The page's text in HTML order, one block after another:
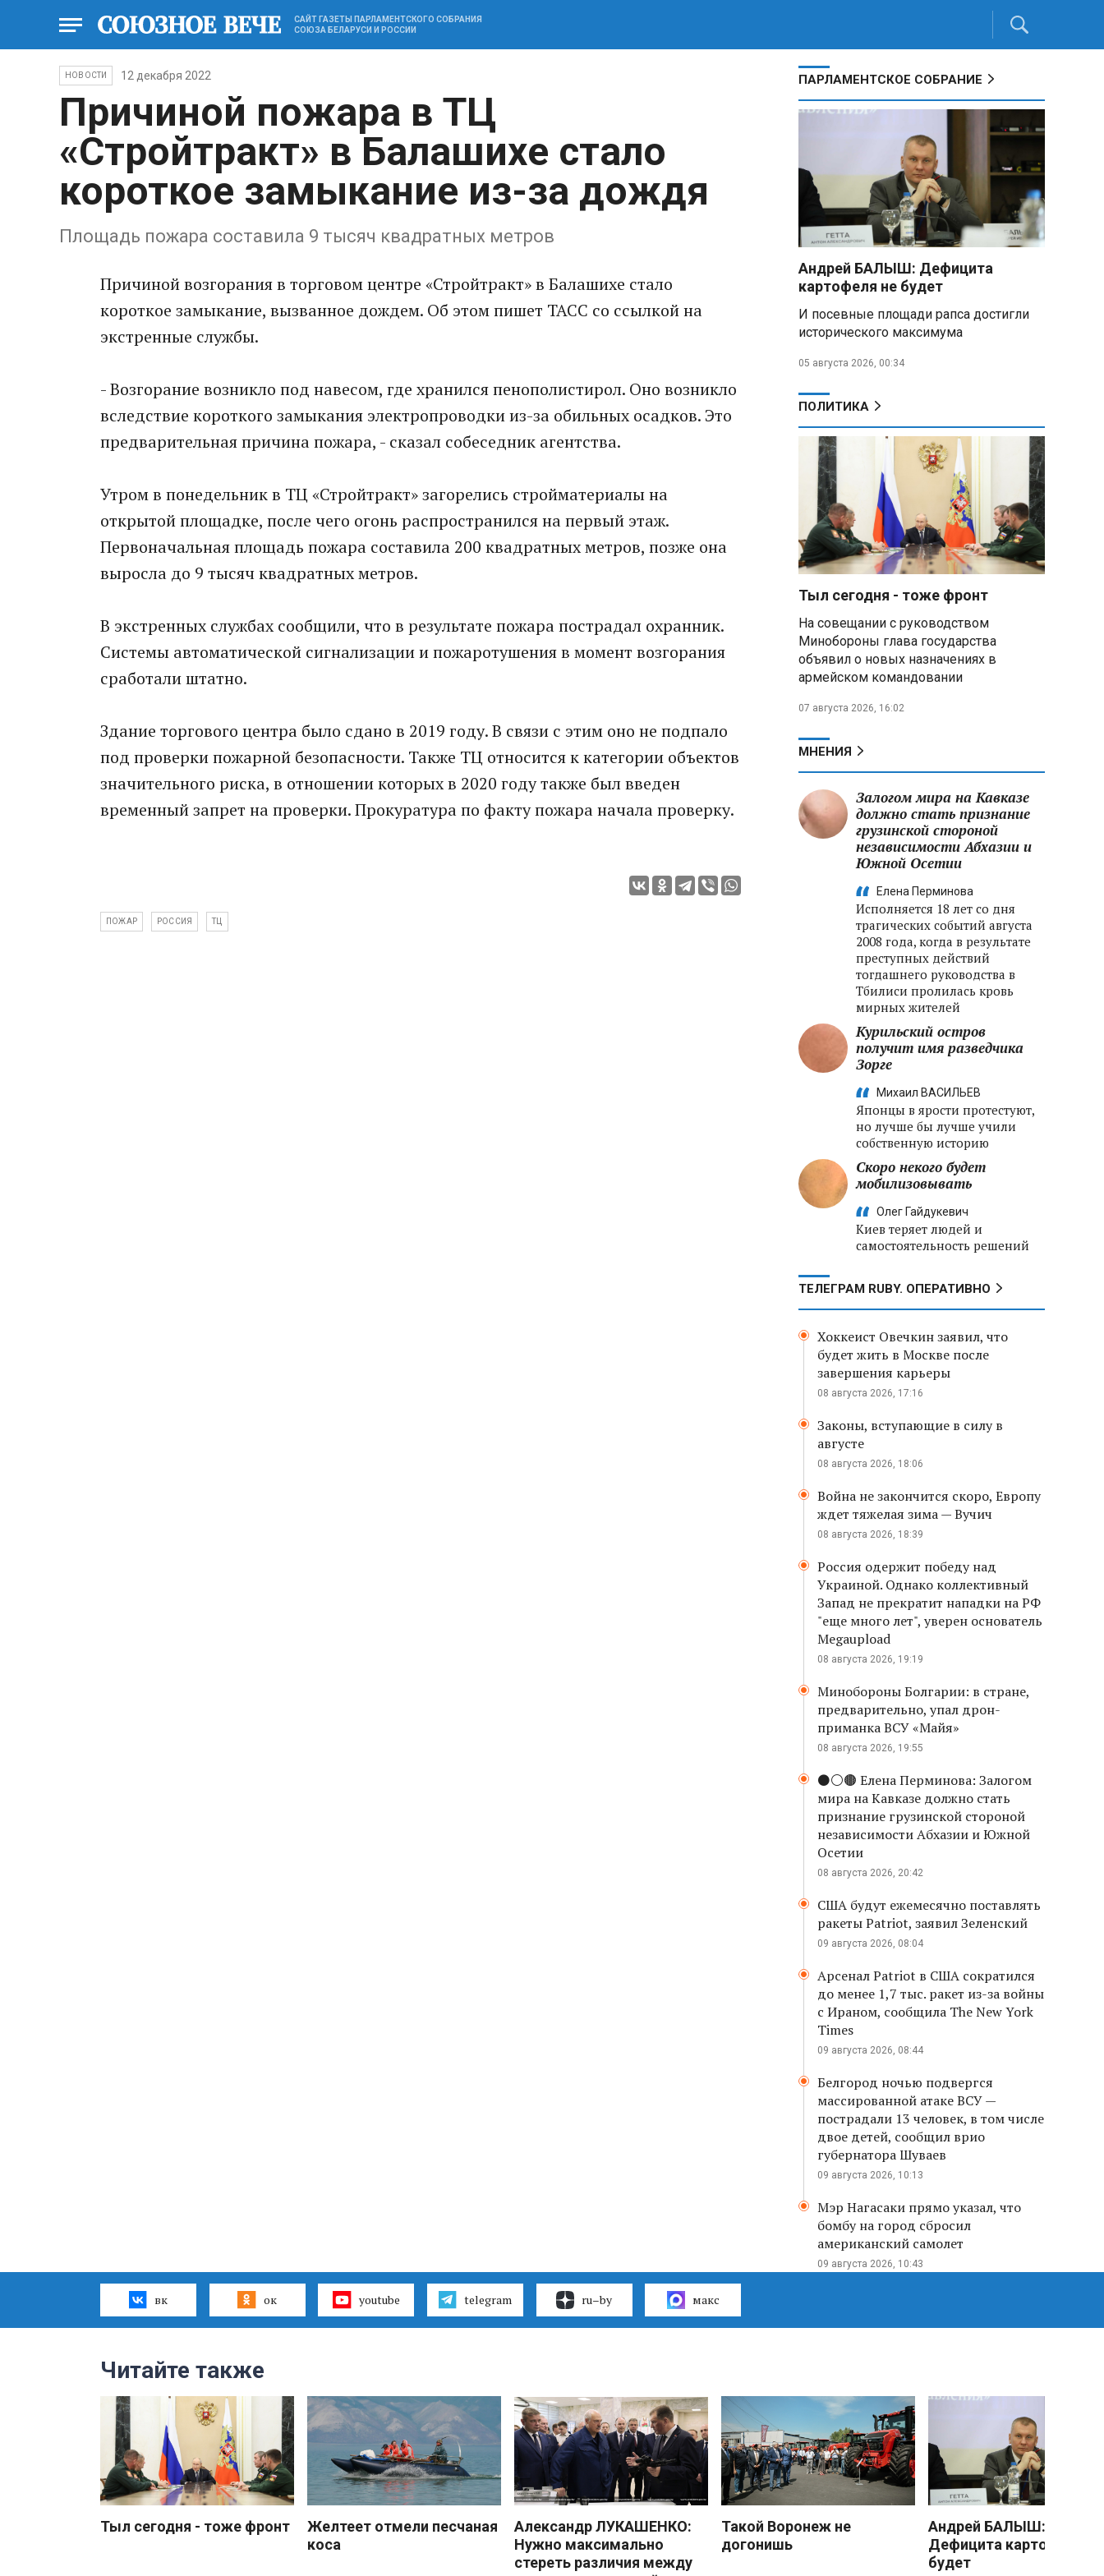
САЙТ ГАЗЕТЫ ПАРЛАМЕНТСКОГО СОБРАНИЯ
СОЮЗА БЕЛАРУСИ И РОССИИ
НОВОСТИ 12 декабря 2022
Причиной пожара в ТЦ
«Стройтракт» в Балашихе стало
короткое замыкание из-за дождя
Площадь пожара составила 9 тысяч квадратных метров
Причиной возгорания в торговом центре «Стройтракт» в Балашихе стало
короткое замыкание, вызванное дождем. Об этом пишет ТАСС со ссылкой на
экстренные службы.
- Возгорание возникло под навесом, где хранился пенополистирол. Оно возникло
вследствие короткого замыкания электропроводки из-за обильных осадков. Это
предварительная причина пожара, - сказал собеседник агентства.
Утром в понедельник в ТЦ «Стройтракт» загорелись стройматериалы на
открытой площадке, после чего огонь распространился на первый этаж.
Первоначальная площадь пожара составила 200 квадратных метров, позже она
выросла до 9 тысяч квадратных метров.
В экстренных службах сообщили, что в результате пожара пострадал охранник.
Системы автоматической сигнализации и пожаротушения в момент возгорания
сработали штатно.
Здание торгового центра было сдано в 2019 году. В связи с этим оно не подпало
под проверки пожарной безопасности. Также ТЦ относится к категории объектов
значительного риска, в отношении которых в 2020 году также был введен
временный запрет на проверки. Прокуратура по факту пожара начала проверку.
ПОЖАР РОССИЯ ТЦ
ПАРЛАМЕНТСКОЕ СОБРАНИЕ
Андрей БАЛЫШ: Дефицита
картофеля не будет
И посевные площади рапса достигли
исторического максимума
05 августа 2026, 00:34
ПОЛИТИКА
Тыл сегодня - тоже фронт
На совещании с руководством
Минобороны глава государства
объявил о новых назначениях в
армейском командовании
07 августа 2026, 16:02
МНЕНИЯ
Залогом мира на Кавказе
должно стать признание
грузинской стороной
независимости Абхазии и
Южной Осетии
Елена Перминова
Исполняется 18 лет со дня
трагических событий августа
2008 года, когда в результате
преступных действий
тогдашнего руководства в
Тбилиси пролилась кровь
мирных жителей
Курильский остров
получит имя разведчика
Зорге
Михаил ВАСИЛЬЕВ
Японцы в ярости протестуют,
но лучше бы лучше учили
собственную историю
Скоро некого будет
мобилизовывать
Олег Гайдукевич
Киев теряет людей и
самостоятельность решений
ТЕЛЕГРАМ RUBY. ОПЕРАТИВНО
Хоккеист Овечкин заявил, что
будет жить в Москве после
завершения карьеры
08 августа 2026, 17:16
Законы, вступающие в силу в
августе
08 августа 2026, 18:06
Война не закончится скоро, Европу
ждет тяжелая зима — Вучич
08 августа 2026, 18:39
Россия одержит победу над
Украиной. Однако коллективный
Запад не прекратит нападки на РФ
"еще много лет", уверен основатель
Megaupload
08 августа 2026, 19:19
Минобороны Болгарии: в стране,
предварительно, упал дрон-
приманка ВСУ «Майя»
08 августа 2026, 19:55
⚫️⚪️🟤 Елена Перминова: Залогом
мира на Кавказе должно стать
признание грузинской стороной
независимости Абхазии и Южной
Осетии
08 августа 2026, 20:42
США будут ежемесячно поставлять
ракеты Patriot, заявил Зеленский
09 августа 2026, 08:04
Арсенал Patriot в США сократился
до менее 1,7 тыс. ракет из-за войны
с Ираном, сообщила The New York
Times
09 августа 2026, 08:44
Белгород ночью подвергся
массированной атаке ВСУ —
пострадали 13 человек, в том числе
двое детей, сообщил врио
губернатора Шуваев
09 августа 2026, 10:13
Мэр Нагасаки прямо указал, что
бомбу на город сбросил
американский самолет
09 августа 2026, 10:43
вк ок youtube telegram ru–by макс
Читайте также
Тыл сегодня - тоже фронт
Желтеет отмели песчаная
коса
Александр ЛУКАШЕНКО:
Нужно максимально
стереть различия между
Такой Воронеж не
догонишь
Андрей БАЛЫШ:
Дефицита картофеля не
будет